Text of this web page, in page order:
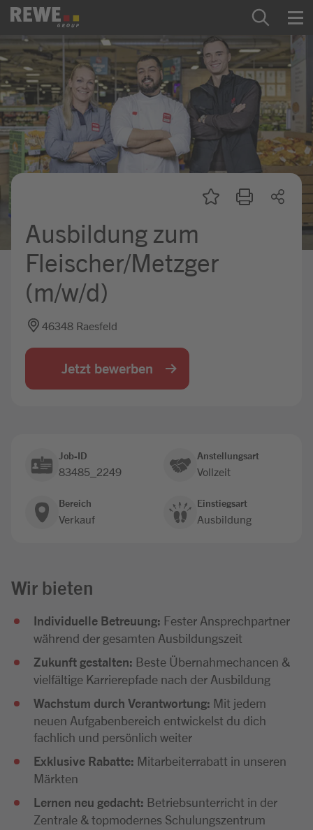
Zum Inhalt springen
Startseite
REWE Group als Arbeitgeber
Ausbildung & Studium
Praktikum & Werkstudium
Mein Kandidat:innenprofil
Ausbildung zum
Fleischer/Metzger
(m/w/d)
46348 Raesfeld
Jetzt bewerben
Job-ID
83485_2249
Anstellungsart
Vollzeit
Bereich
Verkauf
Einstiegsart
Ausbildung
Wir bieten
Individuelle Betreuung: Fester Ansprechpartner
während der gesamten Ausbildungszeit
Zukunft gestalten: Beste Übernahmechancen &
vielfältige Karrierepfade nach der Ausbildung
Wachstum durch Verantwortung: Mit jedem
neuen Aufgabenbereich entwickelst du dich
fachlich und persönlich weiter
Exklusive Rabatte: Mitarbeiterrabatt in unseren
Märkten
Lernen neu gedacht: Betriebsunterricht in der
Zentrale & topmodernes Schulungszentrum